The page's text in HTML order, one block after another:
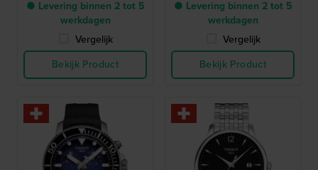
● Levering binnen 2 tot 5
werkdagen
Vergelijk
Bekijk Product
● Levering binnen 2 tot 5
werkdagen
Vergelijk
Bekijk Product